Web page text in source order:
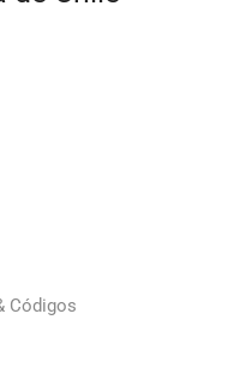
Códigos